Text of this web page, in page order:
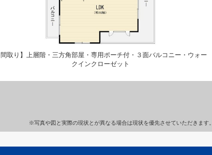
間取り】上層階・三方角部屋・専用ポーチ付・３面バルコニー・ウォー
クインクローゼット
※写真や図と実際の現状とが異なる場合は現状を優先させていただきます。